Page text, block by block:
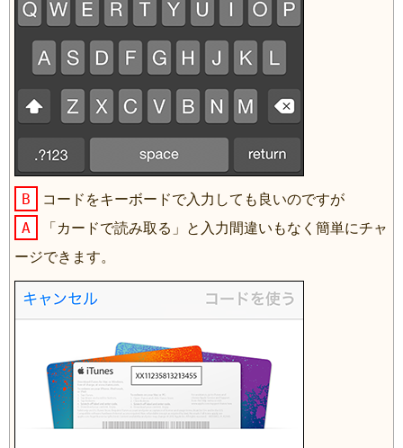
B コードをキーボードで入力しても良いのですが
A
「カードで読み取る」と入力間違いもなく簡単にチャ
ージできます。